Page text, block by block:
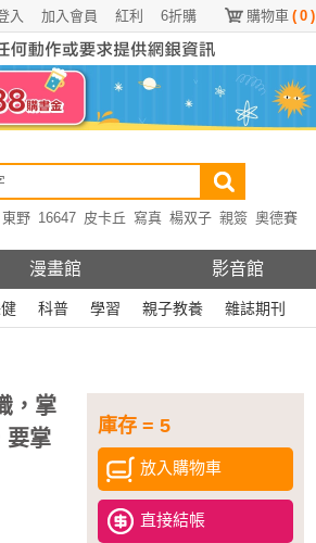
購物車 ( 0 )
6折購
紅利
加入會員
入
東野 16647 皮卡丘 寫真 楊双子 親簽 奧德賽
漫畫館 影音館
科普 學習 親子教養 雜誌期刊
庫存 = 5
放入購物車
直接結帳
，掌
要掌